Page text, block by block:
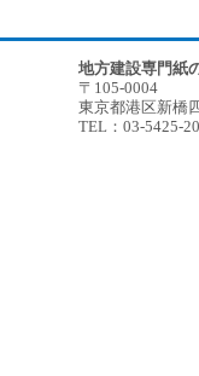
地方建設専門紙
〒105-0004
東京都港区新橋
TEL：03-5425-